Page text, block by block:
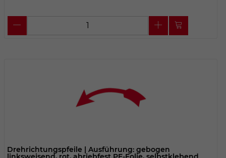
Drehrichtungspfeile | Ausführung: gebogen